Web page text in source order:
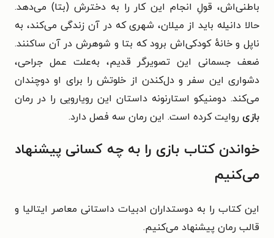
باطنی‌اش، قولِ انجام این کار را به دخترش (بتا) می‌دهد.
حالا دانیله باید از میلان، شهری که در آن زندگی می‌کند، به
ناپل و خانهٔ کودکی‌اش برود که بتا و شوهرش در آن ساکنند.
ضعف جسمانی این تصویرگر قدیم، به‌علت عمل جراحی،
دشواری این سفر و دل‌کندن از خلوتش را برای او دوچندان
می‌کند. دومنیکو استارنونه داستان این رویارویی را در رمان
بازی روایت کرده است. این رمان سه فصل دارد.
خواندن کتاب بازی را به چه کسانی پیشنهاد
می‌کنیم
این کتاب را به دوستداران ادبیات داستانی معاصر ایتالیا و
قالب رمان پیشنهاد می‌کنیم.